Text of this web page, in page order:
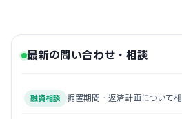
最新の問い合わせ・相談
融資相談 据置期間・返済計画について